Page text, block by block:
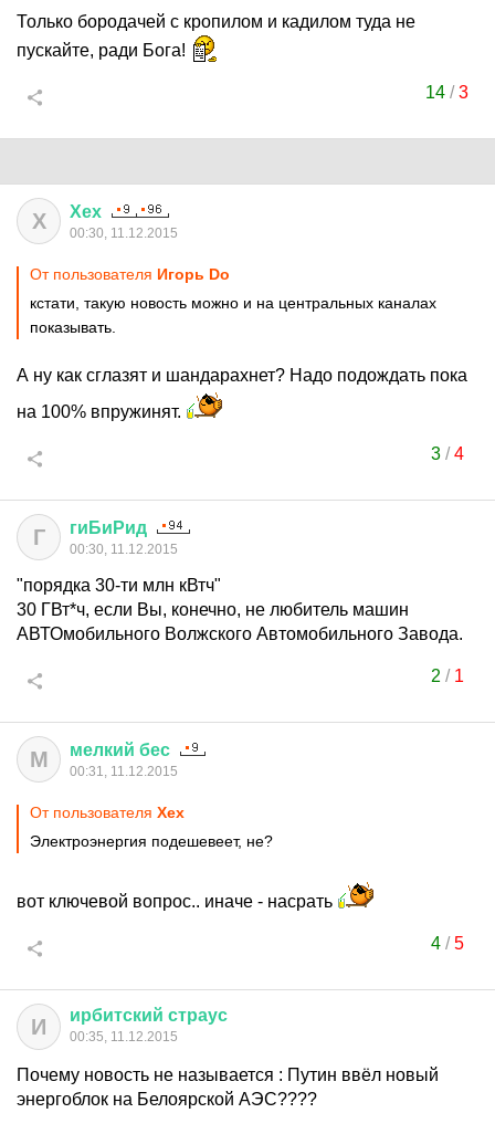
Только бородачей с кропилом и кадилом туда не
пускайте, ради Бога!
14 /3
Х Хех
00:30, 11.12.2015
От пользователя Игорь Do
кстати, такую новость можно и на центральных каналах
показывать.
А ну как сглазят и шандарахнет? Надо подождать пока
на 100% впружинят.
3/4
Г гиБиРид
00:30, 11.12.2015
"порядка 30-ти млн кВтч"
30 ГВт*ч, если Вы, конечно, не любитель машин
АВТОмобильного Волжского Автомобильного Завода.
2 / 1
М мелкий бес
00:31, 11.12.2015
От пользователя Хех
Электроэнергия подешевеет, не?
вот ключевой вопрос.. иначе - насрать
4/5
И ирбитский страус
00:35, 11.12.2015
Почему новость не называется : Путин ввёл новый
энергоблок на Белоярской АЭС????